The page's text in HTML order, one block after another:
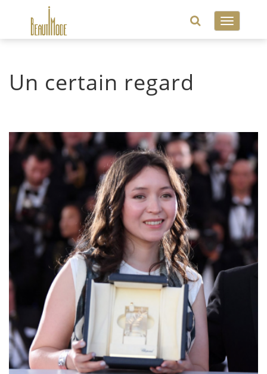
Toggle
Un certain regard